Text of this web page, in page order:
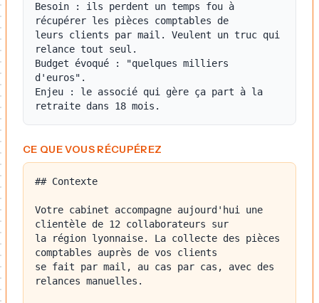
Besoin : ils perdent un temps fou à
récupérer les pièces comptables de
leurs clients par mail. Veulent un truc qui
relance tout seul.
Budget évoqué : "quelques milliers
d'euros".
Enjeu : le associé qui gère ça part à la
CE QUE VOUS RÉCUPÉREZ
## Contexte
Votre cabinet accompagne aujourd'hui une
clientèle de 12 collaborateurs sur
la région lyonnaise. La collecte des pièces
comptables auprès de vos clients
se fait par mail, au cas par cas, avec des
relances manuelles.